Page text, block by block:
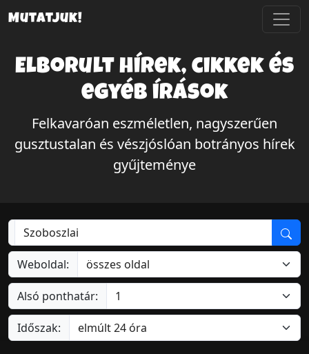
Mutatjuk!
Elborult hírek, cikkek és
egyéb írások
Felkavaróan eszméletlen, nagyszerűen
gusztustalan és vészjóslóan botrányos hírek
gyűjteménye
Weboldal:
Alsó ponthatár:
Időszak: